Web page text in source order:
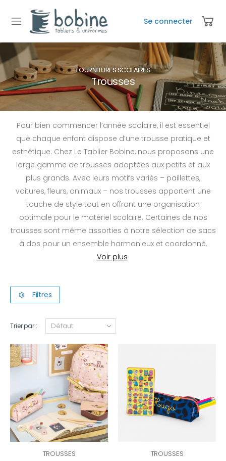
Se connecter
FOURNITURES SCOLAIRES
Trousses
Pour bien commencer l’année scolaire, il est essentiel
que chaque enfant dispose d’une trousse pratique et
esthétique. Chez Le Tablier Bobine, nous proposons une
large gamme de trousses adaptées aux petits et aux
plus grands. Avec leurs motifs variés – paillettes,
voitures, fleurs, animaux – nos trousses apportent une
touche de style tout en offrant une organisation
optimale pour le matériel scolaire. Certaines de nos
trousses sont même assorties à notre sélection de sacs
à dos pour un ensemble harmonieux et coordonné.
Filtres
Trier par :
TROUSSES TROUSSES